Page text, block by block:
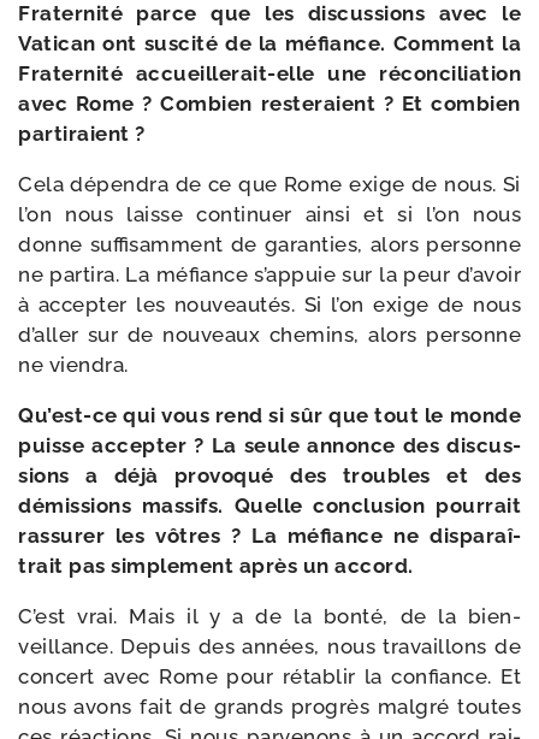
Fraternité parce que les dis­cus­sions avec le
Vatican ont sus­ci­té de la méfiance. Comment la
Fraternité accueillerait-​elle une récon­ci­lia­tion
avec Rome ? Combien res­te­raient ? Et com­bien
partiraient ?
Cela dépen­dra de ce que Rome exige de nous. Si
l’on nous laisse conti­nuer ain­si et si l’on nous
donne suf­fi­sam­ment de garan­ties, alors per­sonne
ne par­ti­ra. La méfiance s’appuie sur la peur d’a­voir
à accep­ter les nou­veau­tés. Si l’on exige de nous
d’aller sur de nou­veaux che­mins, alors per­sonne
ne viendra.
Qu’est-​ce qui vous rend si sûr que tout le monde
puisse accep­ter ? La seule annonce des dis­cus­
sions a déjà pro­vo­qué des troubles et des
démis­sions mas­sifs. Quelle conclu­sion pour­rait
ras­su­rer les vôtres ? La méfiance ne dis­pa­raî­
trait pas sim­ple­ment après un accord.
C’est vrai. Mais il y a de la bon­té, de la bien­
veillance. Depuis des années, nous tra­vaillons de
concert avec Rome pour réta­blir la confiance. Et
nous avons fait de grands pro­grès mal­gré toutes